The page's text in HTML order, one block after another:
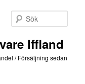
Iffland
/ Försäljning sedan